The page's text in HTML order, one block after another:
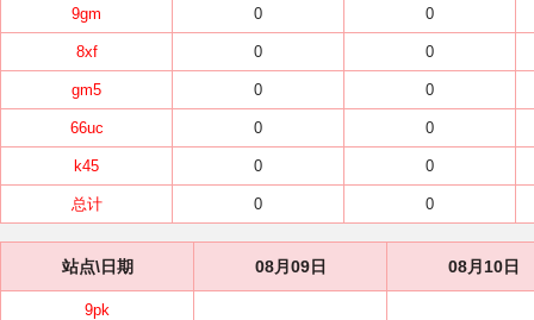
9gm 0 0
8xf 0 0
gm5 0 0
66uc 0 0
k45 0 0
总计 0 0
站点\日期 08月09日 08月10日
9pk